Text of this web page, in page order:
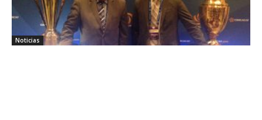
Noticias